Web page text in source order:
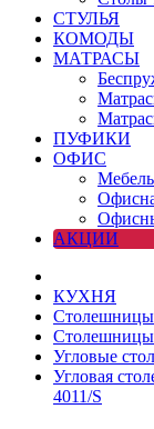
СТУЛЬЯ
КОМОДЫ
МАТРАСЫ
ПУФИКИ
ОФИС
АКЦИИ
КУХНЯ
Столешницы
Угловые
Угловая
4011/S